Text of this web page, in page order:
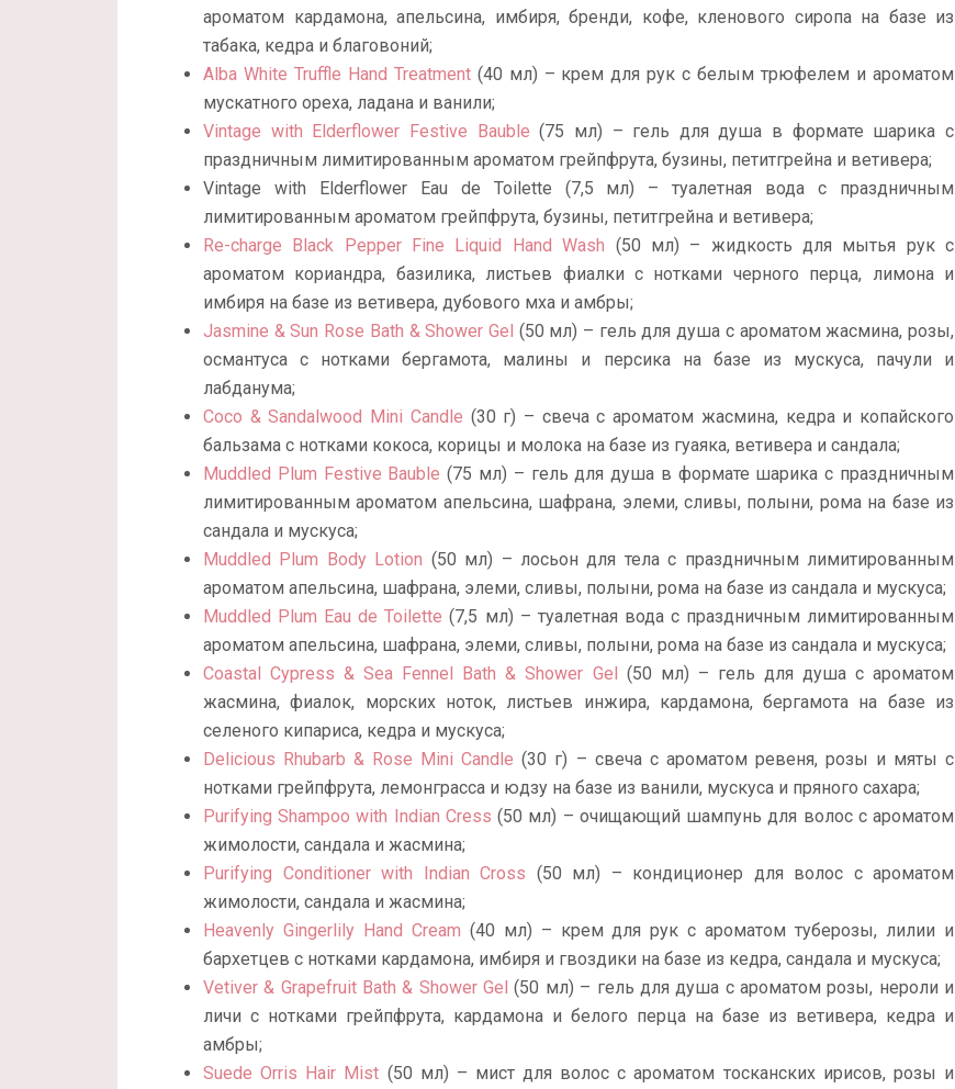
ароматом кардамона, апельсина, имбиря, бренди, кофе, кленового сиропа на базе из
табака, кедра и благовоний;
Alba White Truffle Hand Treatment(40 мл) – крем для рук с белым трюфелем и ароматом
мускатного ореха, ладана и ванили;
Vintage with Elderflower Festive Bauble (75 мл) – гель для душа в формате шарика с
праздничным лимитированным ароматом грейпфрута, бузины, петитгрейна и ветивера;
Vintage with Elderflower Eau de Toilette (7,5 мл) – туалетная вода с праздничным
лимитированным ароматом грейпфрута, бузины, петитгрейна и ветивера;
Re-charge Black Pepper Fine Liquid Hand Wash (50 мл) – жидкость для мытья рук с
ароматом кориандра, базилика, листьев фиалки с нотками черного перца, лимона и
имбиря на базе из ветивера, дубового мха и амбры;
Jasmine & Sun Rose Bath & Shower Gel (50 мл) – гель для душа с ароматом жасмина, розы,
османтуса с нотками бергамота, малины и персика на базе из мускуса, пачули и
лабданума;
Coco & Sandalwood Mini Candle (30 г) – свеча с ароматом жасмина, кедра и копайского
бальзама с нотками кокоса, корицы и молока на базе из гуаяка, ветивера и сандала;
Muddled Plum Festive Bauble (75 мл) – гель для душа в формате шарика с праздничным
лимитированным ароматом апельсина, шафрана, элеми, сливы, полыни, рома на базе из
сандала и мускуса;
Muddled Plum Body Lotion (50 мл) – лосьон для тела с праздничным лимитированным
ароматом апельсина, шафрана, элеми, сливы, полыни, рома на базе из сандала и мускуса;
Muddled Plum Eau de Toilette (7,5 мл) – туалетная вода с праздничным лимитированным
ароматом апельсина, шафрана, элеми, сливы, полыни, рома на базе из сандала и мускуса;
Coastal Cypress & Sea Fennel Bath & Shower Gel (50 мл) – гель для душа с ароматом
жасмина, фиалок, морских ноток, листьев инжира, кардамона, бергамота на базе из
селеного кипариса, кедра и мускуса;
Delicious Rhubarb & Rose Mini Candle (30 г) – свеча с ароматом ревеня, розы и мяты с
нотками грейпфрута, лемонграсса и юдзу на базе из ванили, мускуса и пряного сахара;
Purifying Shampoo with Indian Cress (50 мл) – очищающий шампунь для волос с ароматом
жимолости, сандала и жасмина;
Purifying Conditioner with Indian Cross (50 мл) – кондиционер для волос с ароматом
жимолости, сандала и жасмина;
Heavenly Gingerlily Hand Cream (40 мл) – крем для рук с ароматом туберозы, лилии и
бархетцев с нотками кардамона, имбиря и гвоздики на базе из кедра, сандала и мускуса;
Vetiver & Grapefruit Bath & Shower Gel (50 мл) – гель для душа с ароматом розы, нероли и
личи с нотками грейпфрута, кардамона и белого перца на базе из ветивера, кедра и
амбры;
Suede Orris Hair Mist (50 мл) – мист для волос с ароматом тосканских ирисов, розы и